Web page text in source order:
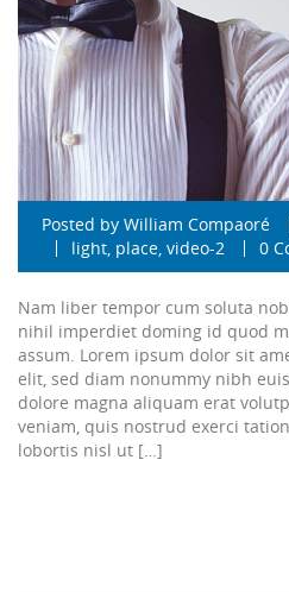
Posted by William Compaoré
light, place, video-2 0
Nam liber tempor cum soluta
nihil imperdiet doming id quod
assum. Lorem ipsum dolor sit
elit, sed diam nonummy nibh
dolore magna aliquam erat
veniam, quis nostrud exerci
lobortis nisl ut […]